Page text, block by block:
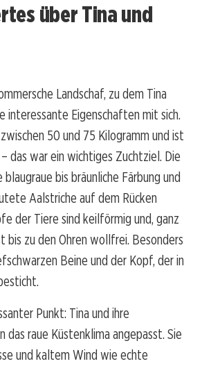
über Tina und
Landschaf, zu dem Tina
interessante Eigenschaften mit sich.
50 und 75 Kilogramm und ist
das war ein wichtiges Zuchtziel. Die
bis bräunliche Färbung und
Aalstriche auf dem Rücken
der Tiere sind keilförmig und, ganz
bis zu den Ohren wollfrei. Besonders
Beine und der Kopf, der in
Punkt: Tina und ihre
das raue Küstenklima angepasst. Sie
und kaltem Wind wie echte